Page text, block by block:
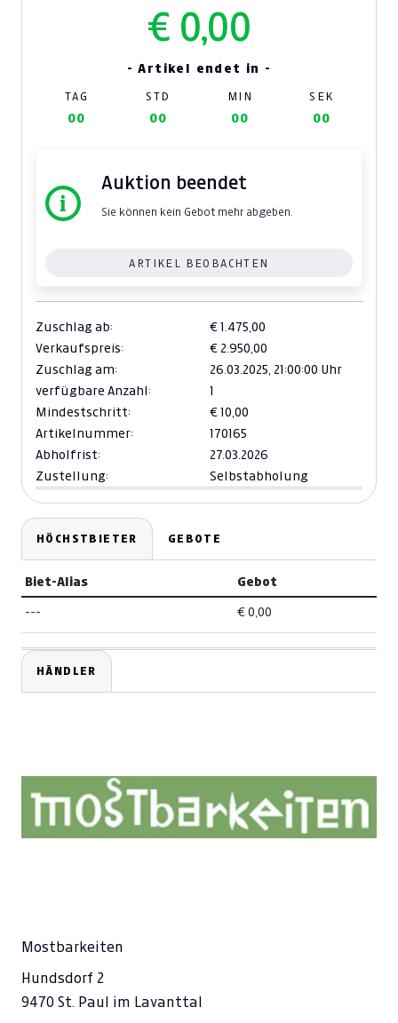
€ 0,00
- Artikel endet in -
TAG STD MIN SEK
00 00 00 00
Auktion beendet
Sie können kein Gebot mehr abgeben.
ARTIKEL BEOBACHTEN
Zuschlag ab:
€ 1.475,00
Verkaufspreis:
€ 2.950,00
Zuschlag am:
26.03.2025, 21:00:00 Uhr
verfügbare Anzahl:
1
Mindestschritt:
€ 10,00
Artikelnummer:
170165
Abholfrist:
27.03.2026
Zustellung:
Selbstabholung
HÖCHSTBIETER GEBOTE
Biet-Alias Gebot
--- € 0,00
HÄNDLER
Mostbarkeiten
Hundsdorf 2
9470 St. Paul im Lavanttal